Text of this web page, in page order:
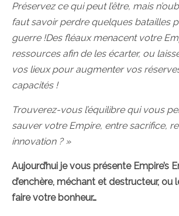
Préservez ce qui peut l’être, mais
faut savoir perdre quelques batailles
guerre !Des fléaux menacent votre
ressources afin de les écarter, ou
vos lieux pour augmenter vos
capacités !
Trouverez-vous l’équilibre qui vous
sauver votre Empire, entre sacrifice,
innovation ? »
Aujourd’hui je vous présente Empire’s
d’enchère, méchant et destructeur, ou
faire votre bonheur…